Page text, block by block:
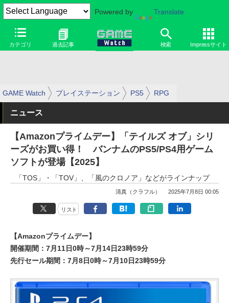
Powered by Translate
カテゴリ 過去記事 検索 Impressサイト
GAME Watch プレイステーション PS5 RPG
ニュース
【Amazonプライムデー】「テイルズ オブ」シリ
ーズがお買い得！ バンナムのPS5/PS4用ゲーム
ソフトが登場【2025】
「TOS」・「TOV」、「風のクロノア」などがラインナップ
清真（クラフル） 2025年7月8日 00:05
リスト
【Amazonプライムデー】
開催期間：7月11日0時～7月14日23時59分
先行セール期間：7月8日0時～7月10日23時59分